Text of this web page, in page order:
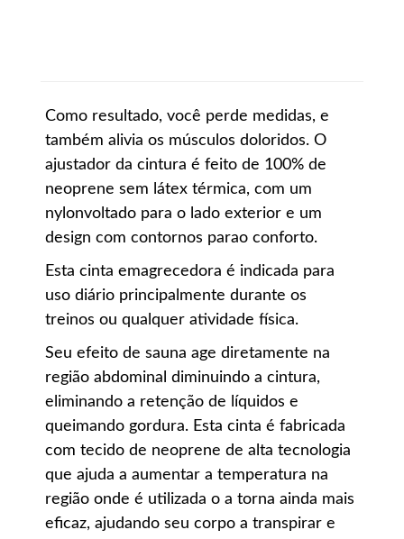
Como resultado, você perde medidas, e
também alivia os músculos doloridos. O
ajustador da cintura é feito de 100% de
neoprene sem látex térmica, com um
nylonvoltado para o lado exterior e um
design com contornos parao conforto.
Esta cinta emagrecedora é indicada para
uso diário principalmente durante os
treinos ou qualquer atividade física.
Seu efeito de sauna age diretamente na
região abdominal diminuindo a cintura,
eliminando a retenção de líquidos e
queimando gordura. Esta cinta é fabricada
com tecido de neoprene de alta tecnologia
que ajuda a aumentar a temperatura na
região onde é utilizada o a torna ainda mais
eficaz, ajudando seu corpo a transpirar e